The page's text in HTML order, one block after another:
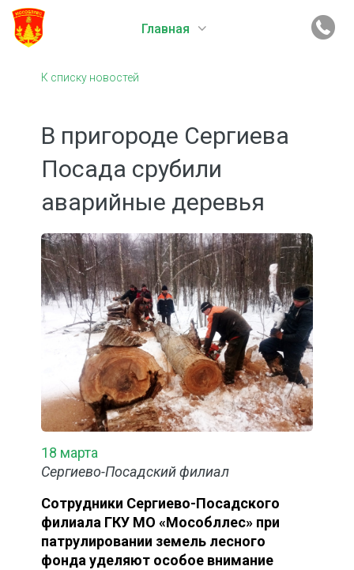
Главная
К списку новостей
В пригороде Сергиева
Посада срубили
аварийные деревья
18 марта
Сергиево-Посадский филиал
Сотрудники Сергиево-Посадского
филиала ГКУ МО «Мособллес» при
патрулировании земель лесного
фонда уделяют особое внимание